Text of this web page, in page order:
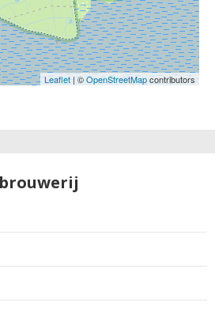
Leaflet| ©OpenStreetMapcontributors